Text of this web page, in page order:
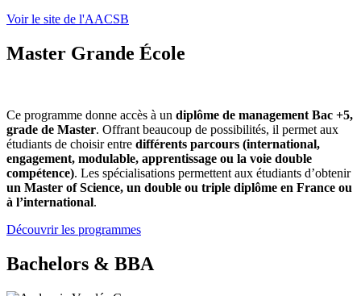
Voir le site de l'AACSB
Master Grande École
Ce programme donne accès à un diplôme de management Bac +5,
grade de Master. Offrant beaucoup de possibilités, il permet aux
étudiants de choisir entre différents parcours (international,
engagement, modulable, apprentissage ou la voie double
compétence). Les spécialisations permettent aux étudiants d’obtenir
un Master of Science, un double ou triple diplôme en France ou
à l’international.
Découvrir les programmes
Bachelors & BBA